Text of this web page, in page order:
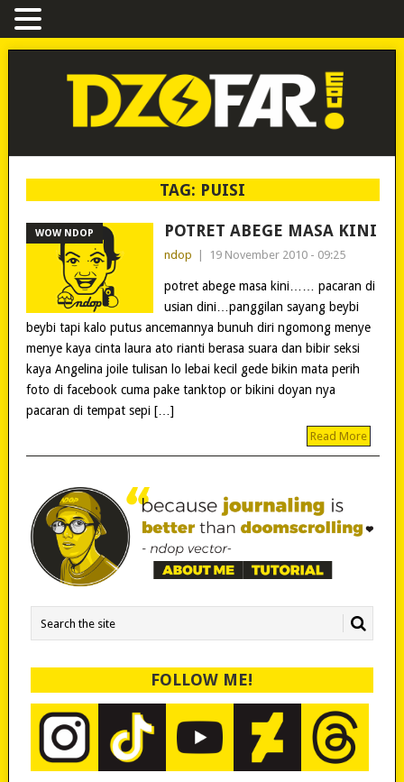
TAG: PUISI
WOW NDOP POTRET ABEGE MASA KINI
ndop 19 November 2010 - 09:25
potret abege masa kini…… pacaran di
usian dini…panggilan sayang beybi
beybi tapi kalo putus ancemannya bunuh diri ngomong menye
menye kaya cinta laura ato rianti berasa suara dan bibir seksi
kaya Angelina joile tulisan lo lebai kecil gede bikin mata perih
foto di facebook cuma pake tanktop or bikini doyan nya
pacaran di tempat sepi […]
Read More
FOLLOW ME!